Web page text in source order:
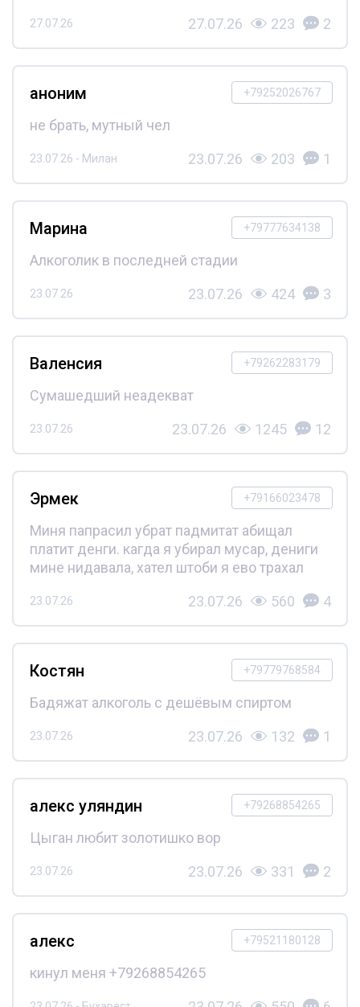
27.07.26 27.07.26 223 2
+79252026767
аноним
не брать, мутный чел
23.07.26 - Милан 23.07.26 203 1
+79777634138
Марина
Алкоголик в последней стадии
23.07.26 23.07.26 424 3
+79262283179
Валенсия
Сумашедший неадекват
23.07.26 23.07.26 1245 12
+79166023478
Эрмек
Миня папрасил убрат падмитат абищал
платит денги. кагда я убирал мусар, дениги
мине нидавала, хател штоби я ево трахал
23.07.26 23.07.26 560 4
+79779768584
Костян
Бадяжат алкоголь с дешёвым спиртом
23.07.26 23.07.26 132 1
+79268854265
алекс уляндин
Цыган любит золотишко вор
23.07.26 23.07.26 331 2
+79521180128
алекс
кинул меня +79268854265